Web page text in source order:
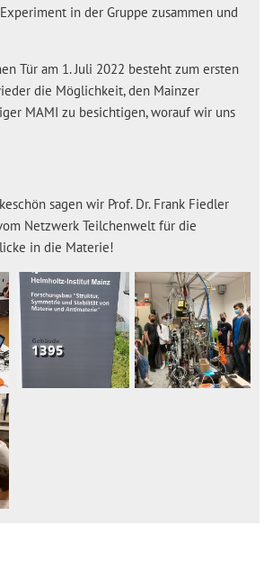
in der Gruppe zusammen und
Tür am 1. Juli 2022 besteht zum ersten
die Möglichkeit, den Mainzer
MAMI zu besichtigen, worauf wir uns
sagen wir Prof. Dr. Frank Fiedler
Netzwerk Teilchenwelt für die
in die Materie!